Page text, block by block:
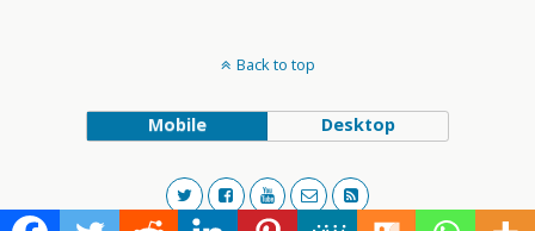
Back to top
Mobile Desktop